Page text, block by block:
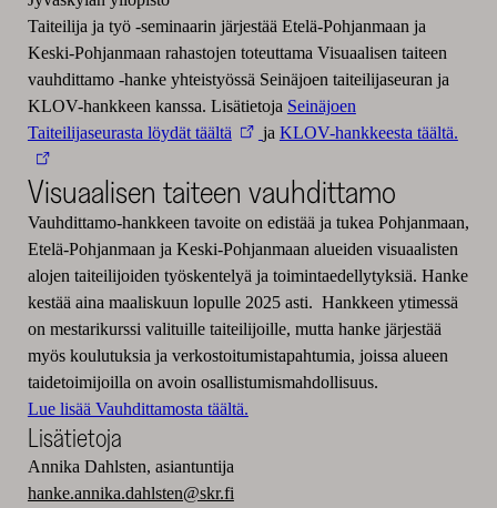
Taiteilija ja työ -seminaarin järjestää Etelä-Pohjanmaan ja
Keski-Pohjanmaan rahastojen toteuttama Visuaalisen taiteen
vauhdittamo -hanke yhteistyössä Seinäjoen taiteilijaseuran ja
KLOV-hankkeen kanssa. Lisätietoja Seinäjoen
Taiteilijaseurasta löydät täältä
ja KLOV-hankkeesta täältä.
Visuaalisen taiteen vauhdittamo
Vauhdittamo-hankkeen tavoite on edistää ja tukea Pohjanmaan,
Etelä-Pohjanmaan ja Keski-Pohjanmaan alueiden visuaalisten
alojen taiteilijoiden työskentelyä ja toimintaedellytyksiä. Hanke
kestää aina maaliskuun lopulle 2025 asti. Hankkeen ytimessä
on mestarikurssi valituille taiteilijoille, mutta hanke järjestää
myös koulutuksia ja verkostoitumistapahtumia, joissa alueen
taidetoimijoilla on avoin osallistumismahdollisuus.
Lue lisää Vauhdittamosta täältä.
Lisätietoja
Annika Dahlsten, asiantuntija
hanke.annika.dahlsten@skr.fi